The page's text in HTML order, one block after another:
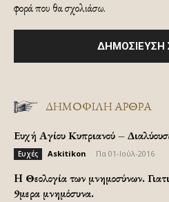
φορά που θα σχολιάσω.
ΔΗΜΟΦΙΛΗ ΑΡΘΡΑ
Ευχή Αγίου Κυπριανού –
Ευχές Askitikon Πα 01-Ιούλ-2016
H Θεολογία των μνημοσύνων.
9μερα μνημόσυνα.